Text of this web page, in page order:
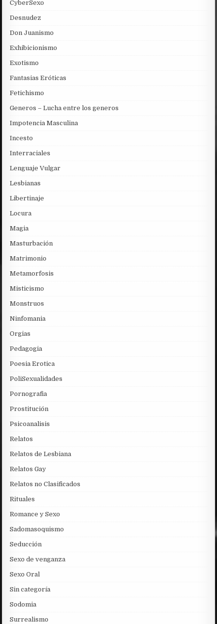
CyberSexo
Desnudez
Don Juanismo
Exhibicionismo
Exotismo
Fantasias Eróticas
Fetichismo
Generos – Lucha entre los generos
Impotencia Masculina
Incesto
Interraciales
Lenguaje Vulgar
Lesbianas
Libertinaje
Locura
Magia
Masturbación
Matrimonio
Metamorfosis
Misticismo
Monstruos
Ninfomania
Orgias
Pedagogia
Poesia Erotica
PoliSexualidades
Pornografia
Prostitución
Psicoanalisis
Relatos
Relatos de Lesbiana
Relatos Gay
Relatos no Clasificados
Rituales
Romance y Sexo
Sadomasoquismo
Seducción
Sexo de venganza
Sexo Oral
Sin categoría
Sodomia
Surrealismo